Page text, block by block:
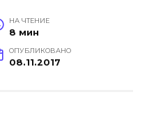
НА ЧТЕНИЕ
8 мин
ОПУБЛИКОВАНО
08.11.2017